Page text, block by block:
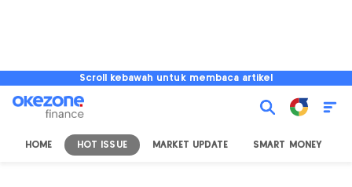
Scroll kebawah untuk membaca artikel
HOME HOT ISSUE MARKET UPDATE SMART MONEY